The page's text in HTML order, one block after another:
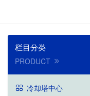
栏目分类
PRODUCT
冷却塔中心